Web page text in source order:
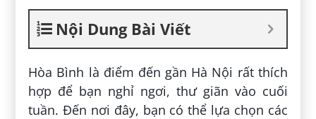
Nội Dung Bài Viết
Hòa Bình là điểm đến gần Hà Nội rất thích
hợp để bạn nghỉ ngơi, thư giãn vào cuối
tuần. Đến nơi đây, bạn có thể lựa chọn các